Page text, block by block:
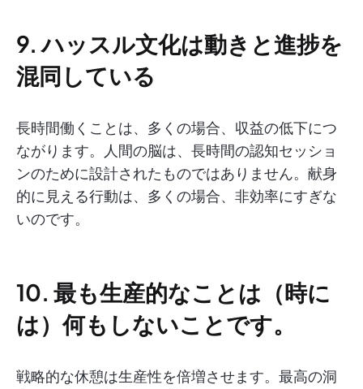
9. ハッスル文化は動きと進捗を
混同している
長時間働くことは、多くの場合、収益の低下につ
ながります。人間の脳は、長時間の認知セッショ
ンのために設計されたものではありません。献身
的に見える行動は、多くの場合、非効率にすぎな
いのです。
10. 最も生産的なことは（時に
は）何もしないことです。
戦略的な休憩は生産性を倍増させます。最高の洞